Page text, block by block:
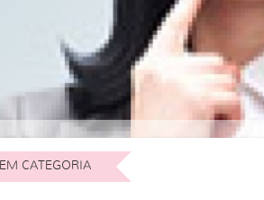
CATEGORIA